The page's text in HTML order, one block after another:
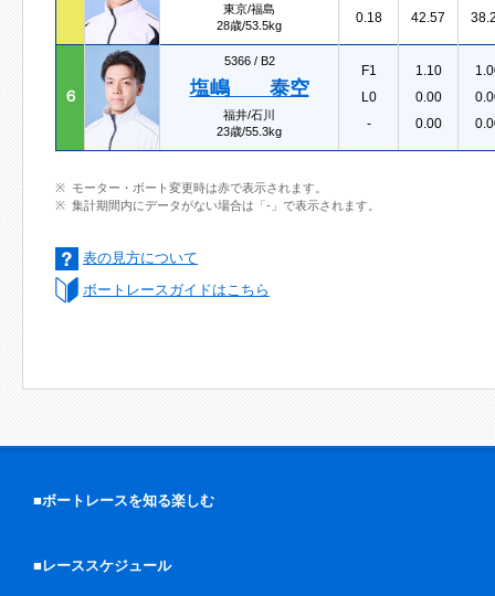
東京/福島
28歳/53.5kg
0.18
42.57
６
5366 / B2
塩嶋 泰空
福井/石川
23歳/55.3kg
F1
L0
-
1.10
0.00
0.00
モーター・ボート変更時は赤で表示されます。
集計期間内にデータがない場合は「-」で表示されます。
表の見方について
ボートレースガイドはこちら
■ボートレースを知る楽しむ
■レーススケジュール